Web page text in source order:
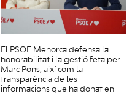
El PSOE Menorca defensa la
honorabilitat i la gestió feta per
Marc Pons, així com la
transparència de les
informacions que ha donat en